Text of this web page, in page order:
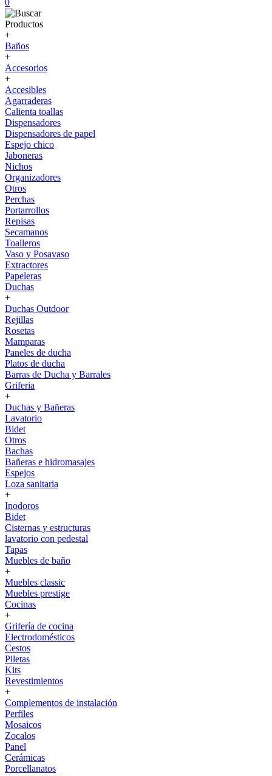
0
Productos
+
Baños
+
Accesorios
+
Accesibles
Agarraderas
Calienta toallas
Dispensadores
Dispensadores de papel
Espejo chico
Jaboneras
Nichos
Organizadores
Otros
Perchas
Portarrollos
Repisas
Secamanos
Toalleros
Vaso y Posavaso
Extractores
Papeleras
Duchas
+
Duchas Outdoor
Rejillas
Rosetas
Mamparas
Paneles de ducha
Platos de ducha
Barras de Ducha y Barrales
Griferia
+
Duchas y Bañeras
Lavatorio
Bidet
Otros
Bachas
Bañeras e hidromasajes
Espejos
Loza sanitaria
+
Inodoros
Bidet
Cisternas y estructuras
lavatorio con pedestal
Tapas
Muebles de baño
+
Muebles classic
Muebles prestige
Cocinas
+
Grifería de cocina
Electrodomésticos
Cestos
Piletas
Kits
Revestimientos
+
Complementos de instalación
Perfiles
Mosaicos
Zocalos
Panel
Cerámicas
Porcellanatos